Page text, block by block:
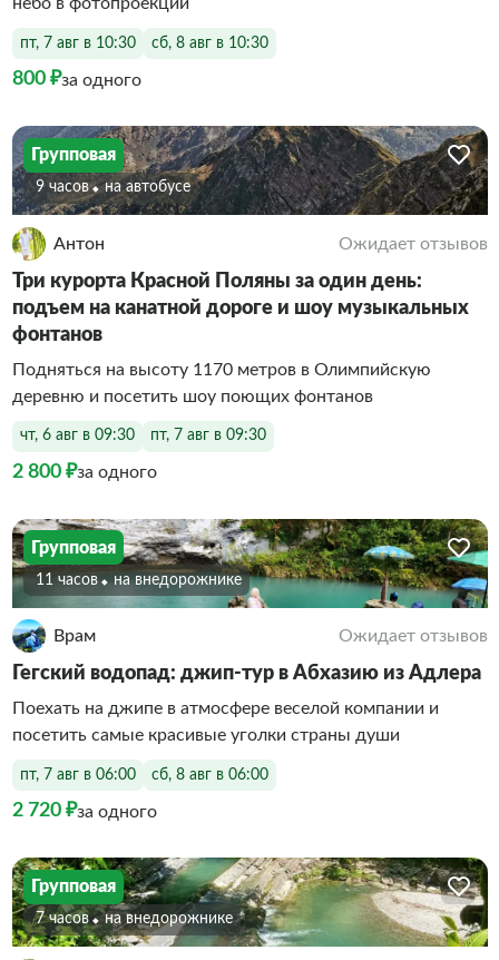
пт, 7 авг в 10:30 сб, 8 авг в 10:30
800 ₽за одного
Групповая
9 часов На автобусе
Антон Ожидает отзывов
Три курорта Красной Поляны за один день:
подъем на канатной дороге и шоу музыкальных
фонтанов
Подняться на высоту 1170 метров в Олимпийскую
деревню и посетить шоу поющих фонтанов
чт, 6 авг в 09:30 пт, 7 авг в 09:30
2 800 ₽за одного
Групповая
11 часов На внедорожнике
Врам Ожидает отзывов
Гегский водопад: джип-тур в Абхазию из Адлера
Поехать на джипе в атмосфере веселой компании и
посетить самые красивые уголки страны души
пт, 7 авг в 06:00 сб, 8 авг в 06:00
2 720 ₽за одного
Групповая
7 часов На внедорожнике